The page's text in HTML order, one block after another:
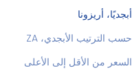
أبجديًا، أريزونا
حسب الترتيب الأبجدي، ZA
السعر من الأقل إلى الأعلى